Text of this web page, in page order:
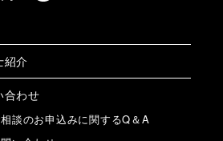
紹介
合わせ
談のお申込みに関するQ＆A